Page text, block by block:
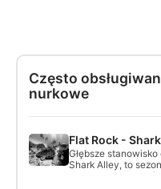
Często
nurkowe
Flat Rock -
Głębsze
Shark Alley, to
zagrożonych